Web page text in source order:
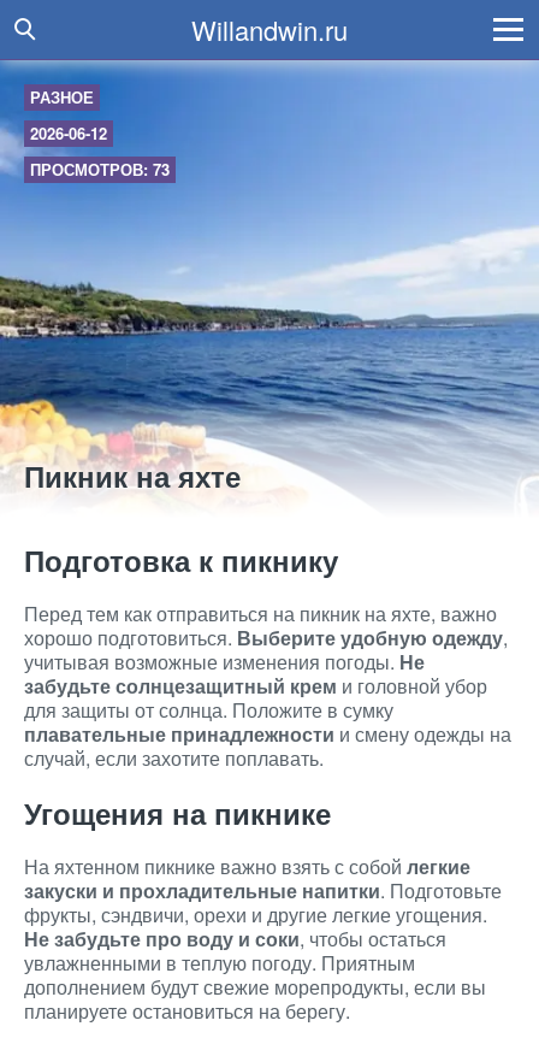
Willandwin.ru
РАЗНОЕ
2026-06-12
ПРОСМОТРОВ: 73
Пикник на яхте
Подготовка к пикнику
Перед тем как отправиться на пикник на яхте, важно
хорошо подготовиться. Выберите удобную одежду,
учитывая возможные изменения погоды. Не
забудьте солнцезащитный крем и головной убор
для защиты от солнца. Положите в сумку
плавательные принадлежности и смену одежды на
случай, если захотите поплавать.
Угощения на пикнике
На яхтенном пикнике важно взять с собой легкие
закуски и прохладительные напитки. Подготовьте
фрукты, сэндвичи, орехи и другие легкие угощения.
Не забудьте про воду и соки, чтобы остаться
увлажненными в теплую погоду. Приятным
дополнением будут свежие морепродукты, если вы
планируете остановиться на берегу.